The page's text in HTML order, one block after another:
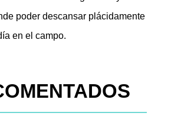
poder descansar plácidamente
en el campo.